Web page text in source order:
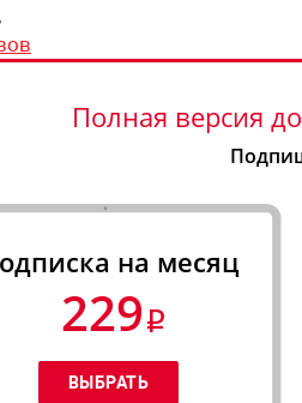
,
Полная версия
на месяц
229